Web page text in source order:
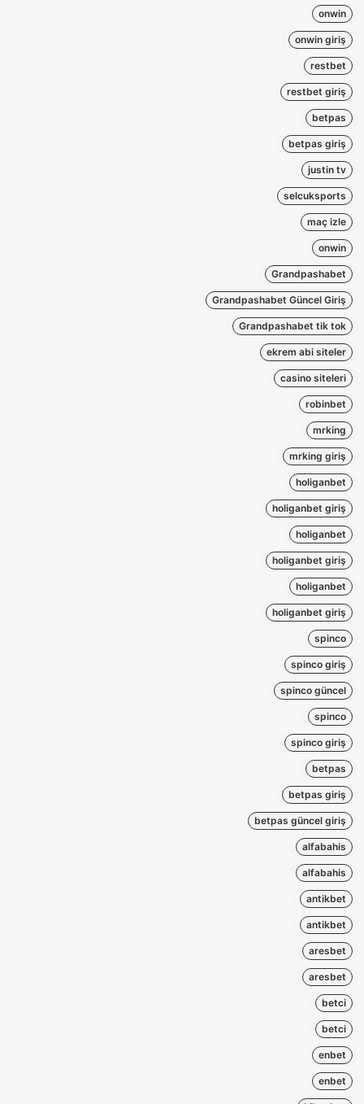
onwin
onwin giriş
restbet
restbet giriş
betpas
betpas giriş
justin tv
selcuksports
maç izle
onwin
Grandpashabet
Grandpashabet Güncel Giriş
Grandpashabet tik tok
ekrem abi siteler
casino siteleri
robinbet
mrking
mrking giriş
holiganbet
holiganbet giriş
holiganbet
holiganbet giriş
holiganbet
holiganbet giriş
spinco
spinco giriş
spinco güncel
spinco
spinco giriş
betpas
betpas giriş
betpas güncel giriş
alfabahis
alfabahis
antikbet
antikbet
aresbet
aresbet
betci
betci
enbet
enbet